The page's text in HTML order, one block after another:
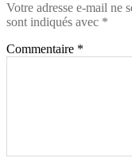
Votre adresse e-mail ne
sont indiqués avec *
Commentaire *